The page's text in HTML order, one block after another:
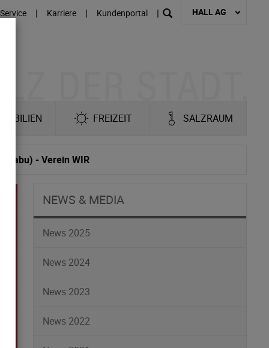
Service | Karriere | Kundenportal | HALL AG
FREIZEIT SALZRAUM
Tabu) - Verein WIR
NEWS & MEDIA
News 2025
News 2024
News 2023
News 2022